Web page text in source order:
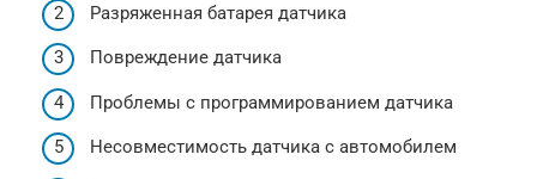
Разряженная батарея датчика
Повреждение датчика
Проблемы с программированием датчика
Несовместимость датчика с автомобилем